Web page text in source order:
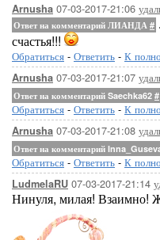
Arnusha 07-03-2017-21:06
Ответ на комментарий ЛИАНДА #
счастья!!!
Обратиться - Ответить - К
Arnusha 07-03-2017-21:07
Ответ на комментарий Saechka62 #
Обратиться - Ответить - К
Arnusha 07-03-2017-21:08
Ответ на комментарий
Обратиться - Ответить - К
LudmelaRU 07-03-2017-21:14
Нинуля, милая! Взаимно!